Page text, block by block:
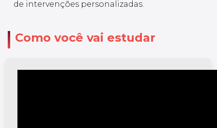
de intervenções personalizadas.
Como você vai estudar